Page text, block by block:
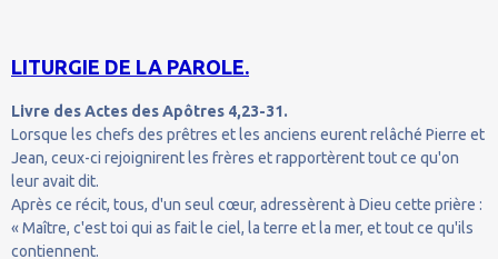
LITURGIE DE LA PAROLE.
Livre des Actes des Apôtres 4,23-31.
Lorsque les chefs des prêtres et les anciens eurent relâché Pierre et
Jean, ceux-ci rejoignirent les frères et rapportèrent tout ce qu'on
leur avait dit.
Après ce récit, tous, d'un seul cœur, adressèrent à Dieu cette prière :
« Maître, c'est toi qui as fait le ciel, la terre et la mer, et tout ce qu'ils
contiennent.